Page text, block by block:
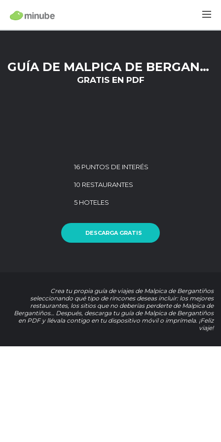
GUÍA DE MALPICA DE BERGANTIÑOS
GRATIS EN PDF
16 PUNTOS DE INTERÉS
10 RESTAURANTES
5 HOTELES
DESCARGA GRATIS
Crea tu propia guía de viajes de Malpica de Bergantiños
seleccionando qué tipo de rincones deseas incluir: los mejores
restaurantes, los sitios que no deberías perderte de Malpica de
Bergantiños… Después, descarga tu guía de Malpica de Bergantiños
en PDF y llévala contigo en tu dispositivo móvil o imprímela. ¡Feliz
viaje!